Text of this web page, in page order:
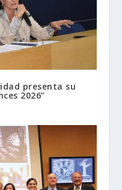
presenta su
2026”